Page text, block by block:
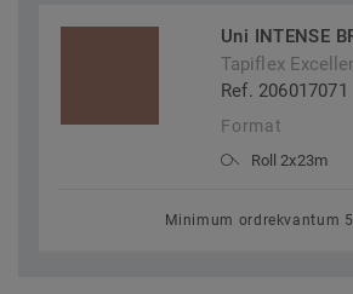
Uni INTENSE
Tapiflex
Ref. 206017071
Format
Roll 2x23m
Minimum ordrekvantum